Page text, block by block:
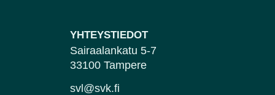
YHTEYSTIEDOT
Sairaalankatu 5-7
33100 Tampere
svl@svk.fi